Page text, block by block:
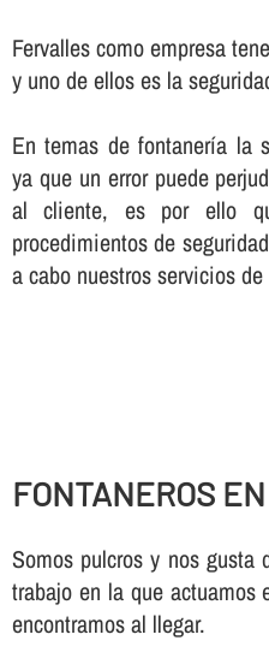
Fervalles como empresa
y uno de ellos es la
En temas de fontanerí­a la
ya que un error puede
al cliente, es por ello
procedimientos de
a cabo nuestros servicios
FONTANEROS
Somos pulcros y nos
trabajo en la que actuamos
encontramos al llegar.